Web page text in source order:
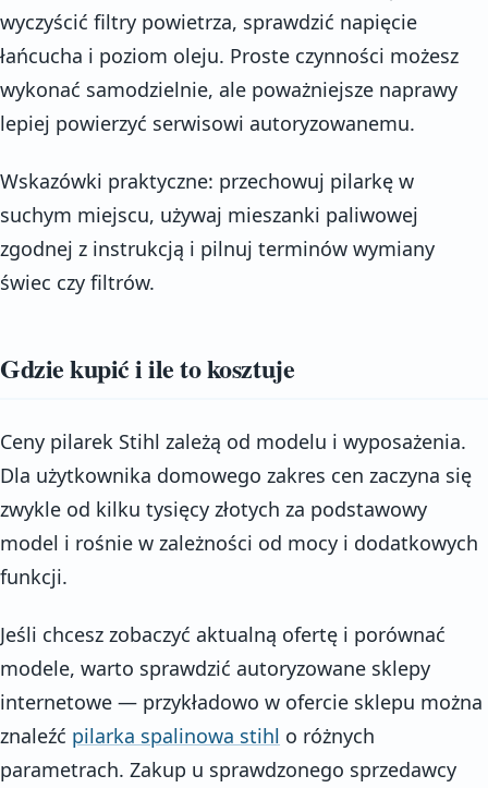
wyczyścić filtry powietrza, sprawdzić napięcie
łańcucha i poziom oleju. Proste czynności możesz
wykonać samodzielnie, ale poważniejsze naprawy
lepiej powierzyć serwisowi autoryzowanemu.
Wskazówki praktyczne: przechowuj pilarkę w
suchym miejscu, używaj mieszanki paliwowej
zgodnej z instrukcją i pilnuj terminów wymiany
świec czy filtrów.
Gdzie kupić i ile to kosztuje
Ceny pilarek Stihl zależą od modelu i wyposażenia.
Dla użytkownika domowego zakres cen zaczyna się
zwykle od kilku tysięcy złotych za podstawowy
model i rośnie w zależności od mocy i dodatkowych
funkcji.
Jeśli chcesz zobaczyć aktualną ofertę i porównać
modele, warto sprawdzić autoryzowane sklepy
internetowe — przykładowo w ofercie sklepu można
znaleźć pilarka spalinowa stihl o różnych
parametrach. Zakup u sprawdzonego sprzedawcy